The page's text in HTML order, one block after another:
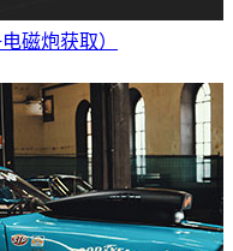
磁炮获取）